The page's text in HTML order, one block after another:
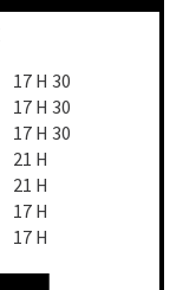
17 H 30
17 H 30
17 H 30
21 H
21 H
17 H
17 H